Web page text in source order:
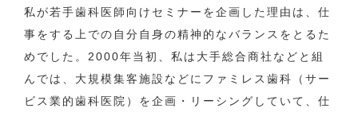
私が若手歯科医師向けセミナーを企画した理由は、仕
事をする上での自分自身の精神的なバランスをとるた
めでした。2000年当初、私は大手総合商社などと組
んでは、大規模集客施設などにファミレス歯科（サー
ビス業的歯科医院）を企画・リーシングしていて、仕